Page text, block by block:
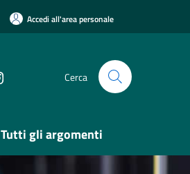
Accedi all'area personale
Cerca
Tutti gli argomenti